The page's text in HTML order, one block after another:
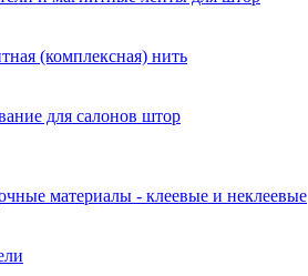
(комплексная) нить
для салонов штор
материалы - клеевые и неклеевые